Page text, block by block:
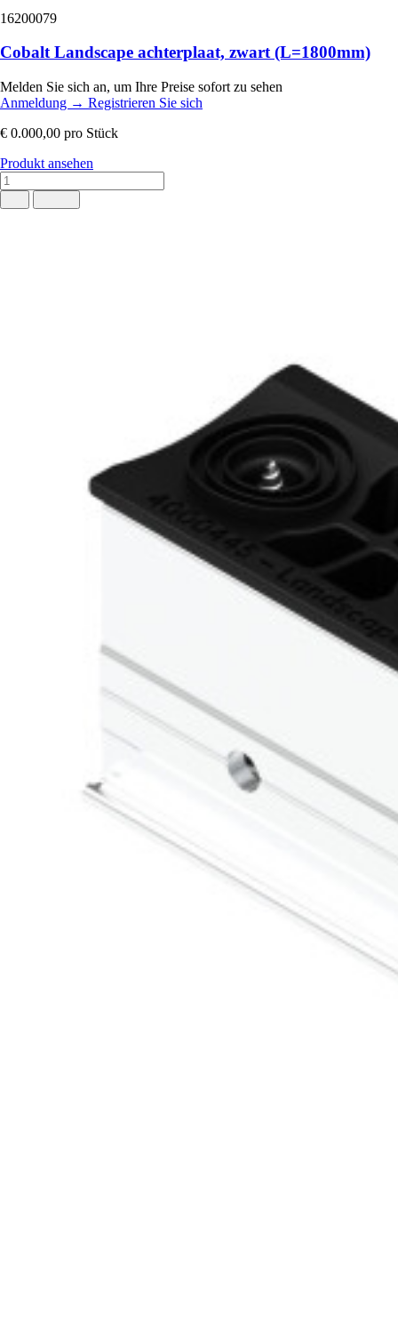
16200079
Cobalt Landscape achterplaat, zwart (L=1800mm)
Melden Sie sich an, um Ihre Preise sofort zu sehen
Anmeldung → Registrieren Sie sich
€ 0.000,00 pro Stück
Produkt ansehen